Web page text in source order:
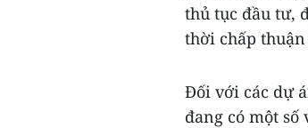
thủ tục đầu tư,
thời chấp
Đối với các dự
đang có một